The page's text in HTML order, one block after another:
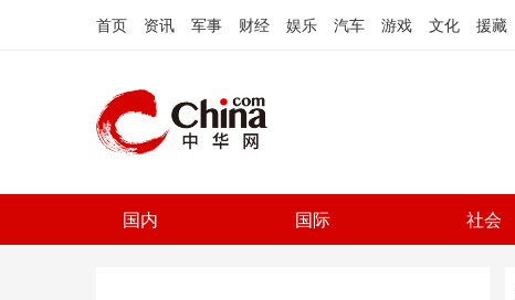
首页 资讯 军事 财经 娱乐 汽车 游戏 文化 援藏
国内 国际 社会